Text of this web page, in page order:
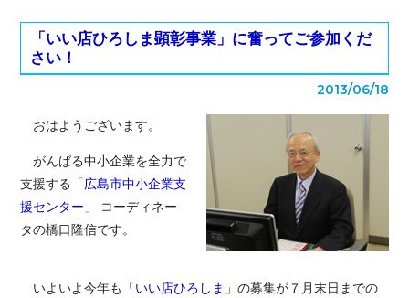
「いい店ひろしま顕彰事業」に奮ってご参加くだ
さい！
2013/06/18
おはようございます。
がんばる中小企業を全力で
支援する「広島市中小企業支
援センター 」 コーディネー
タの橋口隆信です。
いよいよ今年も「いい店ひろしま 」の募集が７月末日までの